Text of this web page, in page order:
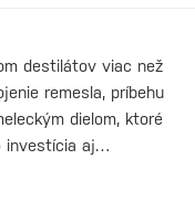
destilátov viac než
remesla, príbehu
dielom, ktoré
investícia aj…